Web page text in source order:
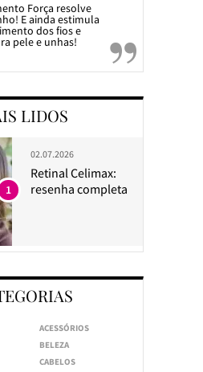
Força resolve
E ainda estimula
dos fios e
pele e unhas!
LIDOS
02.07.2026
Retinal Celimax:
resenha completa
1
ACESSÓRIOS
BELEZA
CABELOS